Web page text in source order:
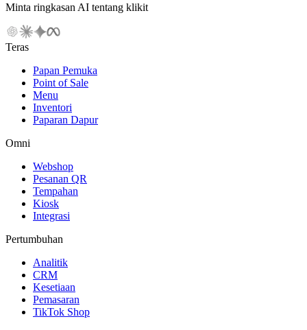
Minta ringkasan AI tentang klikit
Teras
Papan Pemuka
Point of Sale
Menu
Inventori
Paparan Dapur
Omni
Webshop
Pesanan QR
Tempahan
Kiosk
Integrasi
Pertumbuhan
Analitik
CRM
Kesetiaan
Pemasaran
TikTok Shop